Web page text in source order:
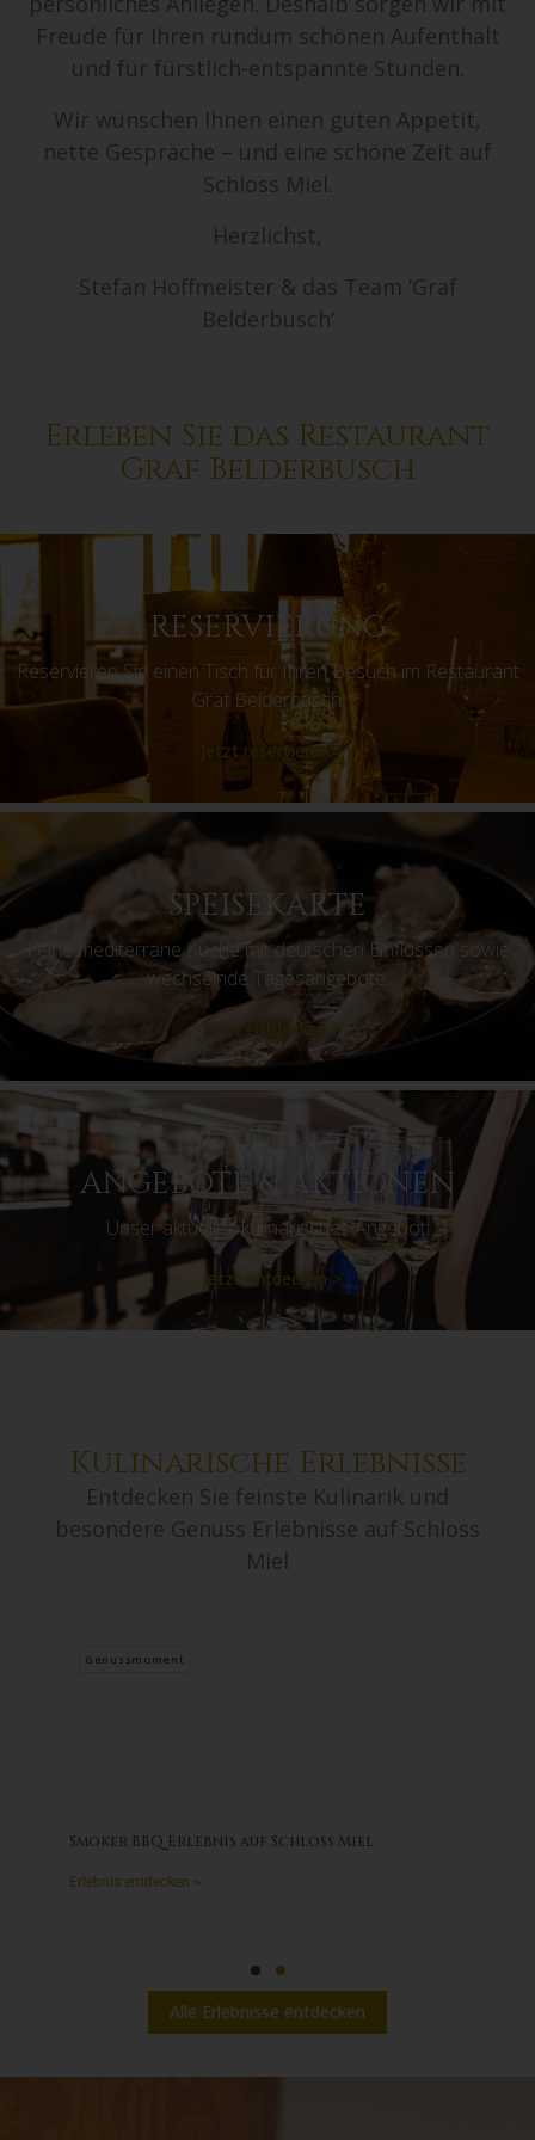
Freude für Ihren rundum schönen Aufenthalt
und für fürstlich-entspannte Stunden.
Wir wünschen Ihnen einen guten Appetit,
nette Gespräche – und eine schöne Zeit auf
Schloss Miel.
Herzlichst,
Stefan Hoffmeister & das Team ‘Graf
Belderbusch‘
Erleben Sie das Restaurant
Graf Belderbusch
RESERVIERUNG
Reservieren Sie einen Tisch für Ihren Besuch im Restaurant
Graf Belderbusch.
Jetzt reservieren >
SPEISEKARTE
Feine mediterrane Küche mit deutschen Einflüssen sowie
wechselnde Tagesangebote.
Jetzt entdecken >
ANGEBOTE & AKTIONEN
Unser aktuelles kulinarisches Angebot.
Jetzt entdecken >
Kulinarische Erlebnisse
Entdecken Sie feinste Kulinarik und
besondere Genuss Erlebnisse auf Schloss
Miel
Genussmoment
Smoker BBQ Erlebnis auf Schloss Miel
Erlebnis entdecken >
Alle Erlebnisse entdecken